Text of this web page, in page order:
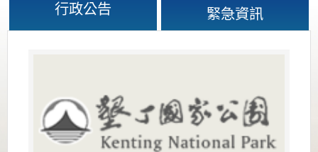
行政公告 緊急資訊